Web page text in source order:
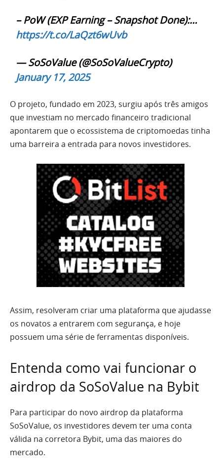
– PoW (EXP Earning – Snapshot Done):…
https://t.co/LaQzt6wUvb
— SoSoValue (@SoSoValueCrypto)
January 17, 2025
O projeto, fundado em 2023, surgiu após três amigos
que investiam no mercado financeiro tradicional
apontarem que o ecossistema de criptomoedas tinha
uma barreira a entrada para novos investidores.
Assim, resolveram criar uma plataforma que ajudasse
os novatos a entrarem com segurança, e hoje
possuem uma série de ferramentas disponíveis.
Entenda como vai funcionar o
airdrop da SoSoValue na Bybit
Para participar do novo airdrop da plataforma
SoSoValue, os investidores devem ter uma conta
válida na corretora Bybit, uma das maiores do
mercado.